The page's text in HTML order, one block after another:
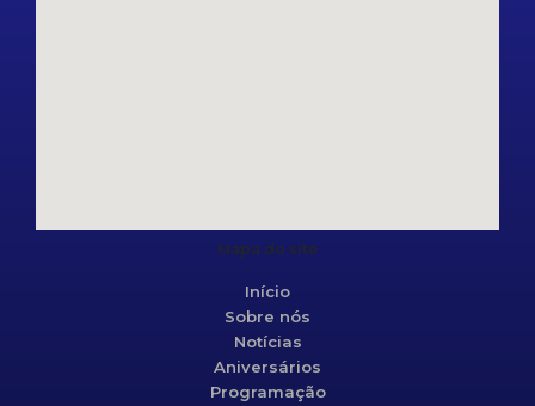
Mapa do site
Início
Sobre nós
Notícias
Aniversários
Programação